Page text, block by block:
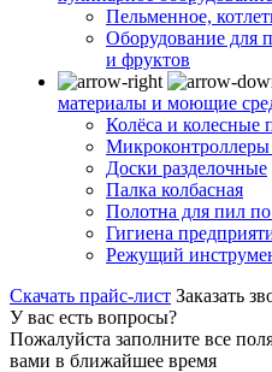
Пельменное,
Оборудование для
и фруктов
материалы и моющие
Колёса и колесные
Микроконтроллеры
Доски разделочные
Палка колбасная
Полотна для пил
Гигиена
Режущий
Скачать прайс-лист Заказать
У вас есть вопросы?
Пожалуйста заполните все
вами в ближайшее время